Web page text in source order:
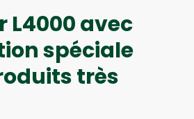
L4000 avec
spéciale
très